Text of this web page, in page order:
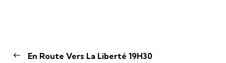
En Route Vers La Liberté 19H30